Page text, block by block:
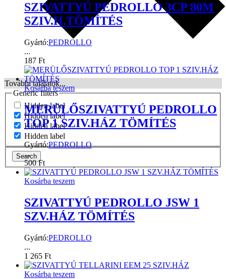
További találatok...
Generic filters
Hidden label
Hidden label
Hidden label
Hidden label
Search
SZIVATTYÚ PEDROLLO 3CP 80M
SZIV.H.TÖMÍTÉS
Gyártó:PEDROLLO
...
187 Ft
Kosárba teszem
MERÜLŐSZIVATTYÚ PEDROLLO
TOP 1 SZIV.HÁZ TÖMÍTÉS
Gyártó:PEDROLLO
...
500Ft
Kosárba teszem
SZIVATTYÚ PEDROLLO JSW 1
SZV.HÁZ TÖMÍTÉS
Gyártó:PEDROLLO
...
1 265 Ft
Kosárba teszem